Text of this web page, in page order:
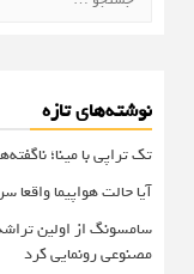
برای:
نوشته‌های تازه
تک تراپی با مینا؛
آیا حالت هواپیما
مصنوعی رونمایی کرد